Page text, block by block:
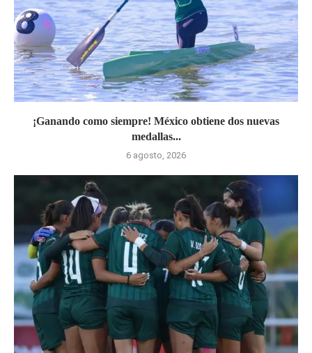
¡Ganando como siempre! México obtiene dos nuevas
medallas...
6 agosto, 2026